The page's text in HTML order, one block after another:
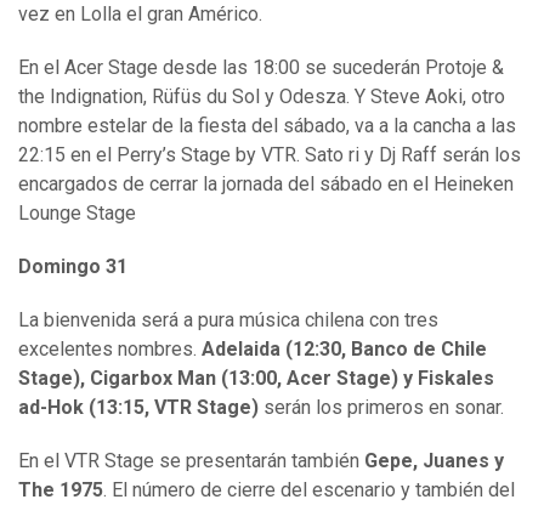
vez en Lolla el gran Américo.
En el Acer Stage desde las 18:00 se sucederán Protoje &
the Indignation, Rüfüs du Sol y Odesza. Y Steve Aoki, otro
nombre estelar de la fiesta del sábado, va a la cancha a las
22:15 en el Perry’s Stage by VTR. Sato ri y Dj Raff serán los
encargados de cerrar la jornada del sábado en el Heineken
Lounge Stage
Domingo 31
La bienvenida será a pura música chilena con tres
excelentes nombres. Adelaida (12:30, Banco de Chile
Stage), Cigarbox Man (13:00, Acer Stage) y Fiskales
ad-Hok (13:15, VTR Stage) serán los primeros en sonar.
En el VTR Stage se presentarán también Gepe, Juanes y
The 1975 . El número de cierre del escenario y también del